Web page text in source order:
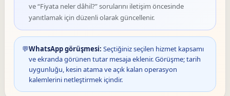
ve “Fiyata neler dâhil?” sorularını iletişim öncesinde
yanıtlamak için düzenli olarak güncellenir.
💬WhatsApp görüşmesi: Seçtiğiniz seçilen hizmet kapsamı
ve ekranda görünen tutar mesaja eklenir. Görüşme; tarih
uygunluğu, kesin atama ve açık kalan operasyon
kalemlerini netleştirmek içindir.